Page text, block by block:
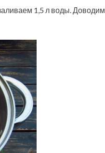
1,5 л воды. Доводим